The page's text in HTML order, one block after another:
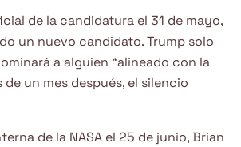
de la candidatura el 31 de mayo,
un nuevo candidato. Trump solo
a alguien “alineado con la
de un mes después, el silencio
de la NASA el 25 de junio, Brian